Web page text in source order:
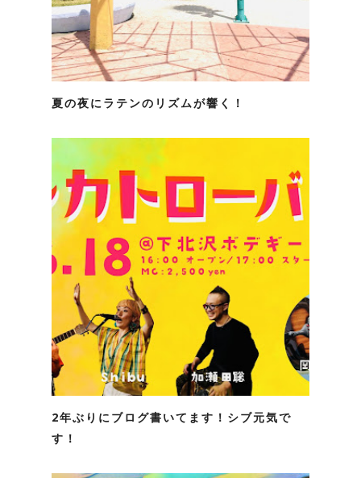
夏の夜にラテンのリズムが響く！
2年ぶりにブログ書いてます！シブ元気で
す！